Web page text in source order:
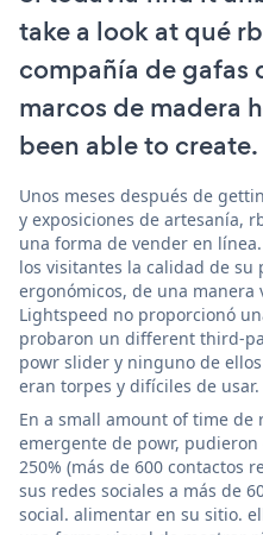
take a look at qué
compañía de gafas
marcos de madera
been able to create.
Unos meses después de
y exposiciones de artesanía,
una forma de vender en
los visitantes la calidad de su
ergonómicos, de una manera
Lightspeed no proporcionó
probaron un different third-
powr slider y ninguno de
eran torpes y difíciles de usar.
En a small amount of time de
emergente de powr,
250% (más de 600 contactos
sus redes sociales a más de
social. alimentar en su sitio.